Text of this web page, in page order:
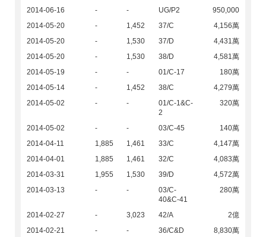
2014-06-16
- - UG/P2
950,000
2014-05-20
- 1,452 37/C
4,156萬
2014-05-20
- 1,530 37/D
4,431萬
2014-05-20
- 1,530 38/D
4,581萬
2014-05-19
- - 01/C-17
180萬
2014-05-14
- 1,452 38/C
4,279萬
2014-05-02
- -
01/C-1&C-
2
320萬
2014-05-02 - - 03/C-45
140萬
2014-04-11
1,885 1,461 33/C
4,147萬
2014-04-01
1,885 1,461 32/C
4,083萬
2014-03-31
1,955 1,530 39/D
4,572萬
2014-03-13
- -
03/C-
40&C-41
280萬
2014-02-27 - 3,023 42/A
2億
2014-02-21
- - 36/C&D
8,830萬